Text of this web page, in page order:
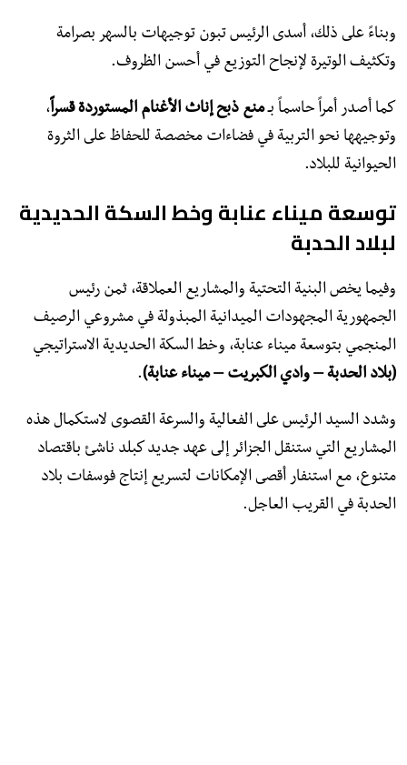
وبناءً على ذلك، أسدى الرئيس تبون توجيهات بالسهر بصرامة
وتكثيف الوتيرة لإنجاح التوزيع في أحسن الظروف.
كما أصدر أمراً حاسماً بـمنع ذبح إناث الأغنام المستوردة قسراً،
وتوجيهها نحو التربية في فضاءات مخصصة للحفاظ على الثروة
الحيوانية للبلاد.
​توسعة ميناء عنابة وخط السكة الحديدية
لبلاد الحدبة
​وفيما يخص البنية التحتية والمشاريع العملاقة، ثمن رئيس
الجمهورية المجهودات الميدانية المبذولة في مشروعي الرصيف
المنجمي بتوسعة ميناء عنابة، وخط السكة الحديدية الاستراتيجي
(بلاد الحدبة – وادي الكبريت – ميناء عنابة).
وشدد السيد الرئيس على الفعالية والسرعة القصوى لاستكمال هذه
المشاريع التي ستنقل الجزائر إلى عهد جديد كبلد ناشئ باقتصاد
متنوع، مع استنفار أقصى الإمكانات لتسريع إنتاج فوسفات بلاد
الحدبة في القريب العاجل.